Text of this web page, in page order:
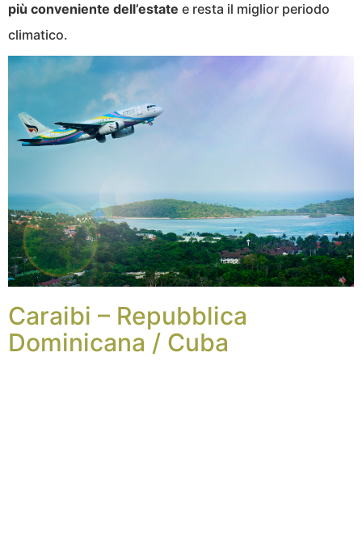
più conveniente dell’estate e resta il miglior periodo
climatico.
Caraibi – Repubblica
Dominicana / Cuba